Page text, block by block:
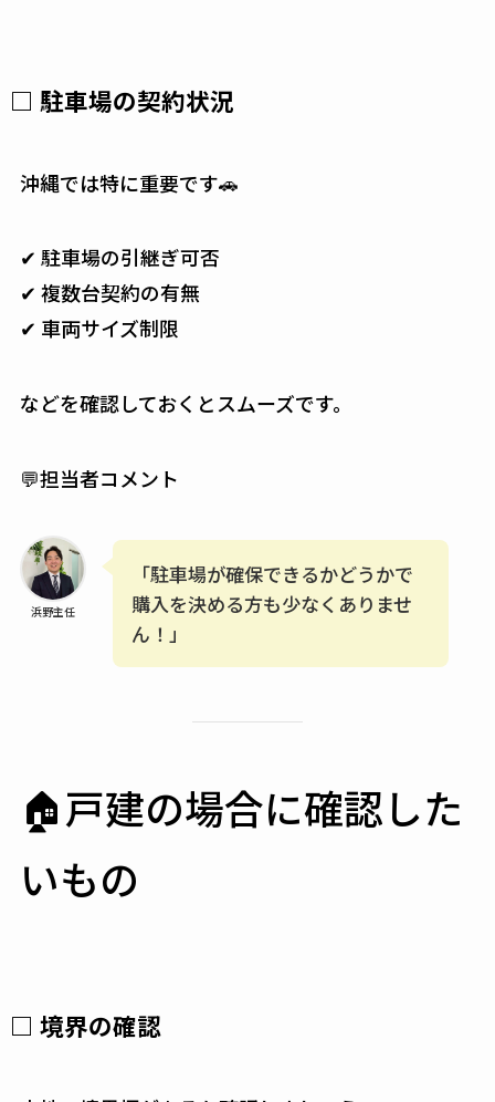
□ 駐車場の契約状況
沖縄では特に重要です🚗
✔ 駐車場の引継ぎ可否
✔ 複数台契約の有無
✔ 車両サイズ制限
などを確認しておくとスムーズです。
💬担当者コメント
浜野主任
「駐車場が確保できるかどうかで
購入を決める方も少なくありませ
ん！」
🏠戸建の場合に確認した
いもの
□ 境界の確認